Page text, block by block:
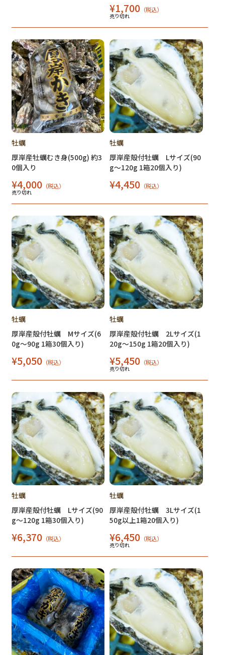
¥1,700 （税込）
売り切れ
牡蠣
厚岸産牡蠣むき身(500g) 約3
0個入り
¥4,000（税込）
売り切れ
牡蠣
厚岸産殻付牡蠣 Lサイズ(90
g～120g 1箱20個入り)
¥4,450 （税込）
牡蠣
厚岸産殻付牡蠣 Mサイズ(6
0g～90g 1箱30個入り)
¥5,050（税込）
牡蠣
厚岸産殻付牡蠣 2Lサイズ(1
20g～150g 1箱20個入り)
¥5,450 （税込）
売り切れ
牡蠣
厚岸産殻付牡蠣 Lサイズ(90
g～120g 1箱30個入り)
¥6,370（税込）
牡蠣
厚岸産殻付牡蠣 3Lサイズ(1
50g以上1箱20個入り)
¥6,450 （税込）
売り切れ